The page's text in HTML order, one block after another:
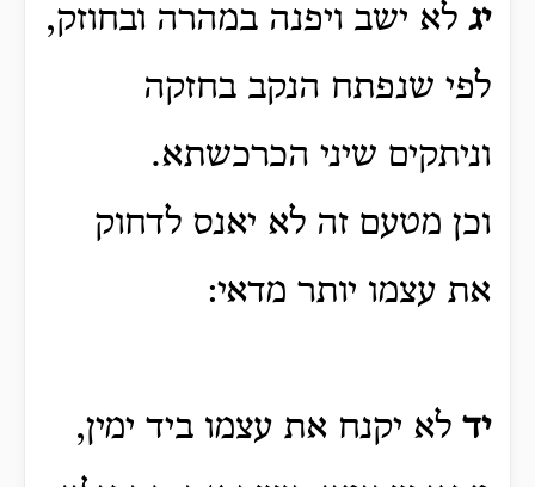
יג לא ישב ויפנה במהרה ובחוזק,
לפי שנפתח הנקב בחזקה
וניתקים שיני הכרכשתא.
וכן מטעם זה לא יאנס לדחוק
את עצמו יותר מדאי:
יד לא יקנח את עצמו ביד ימין,